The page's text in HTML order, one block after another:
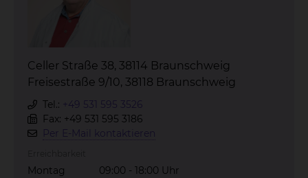
Celler Straße 38, 38114 Braunschweig
Freisestraße 9/10, 38118 Braunschweig
Tel.: +49 531 595 3526
Fax: +49 531 595 3186
Per E-Mail kontaktieren
Montag
09:00 - 18:00 Uhr